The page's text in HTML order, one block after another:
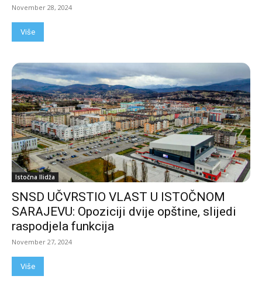
November 28, 2024
Više
Istočna Ilidža
SNSD UČVRSTIO VLAST U ISTOČNOM
SARAJEVU: Opoziciji dvije opštine, slijedi
raspodjela funkcija
November 27, 2024
Više